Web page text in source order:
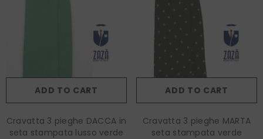
ADD TO CART
Cravatta 3 pieghe DACCA in
seta stampata lusso verde
ADD TO CART
Cravatta 3 pieghe MARTA
seta stampata verde